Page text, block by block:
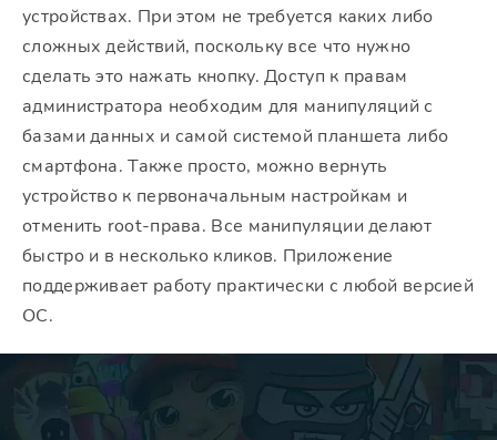
устройствах. При этом не требуется каких либо
сложных действий, поскольку все что нужно
сделать это нажать кнопку. Доступ к правам
администратора необходим для манипуляций с
базами данных и самой системой планшета либо
смартфона. Также просто, можно вернуть
устройство к первоначальным настройкам и
отменить root-права. Все манипуляции делают
быстро и в несколько кликов. Приложение
поддерживает работу практически с любой версией
ОС.